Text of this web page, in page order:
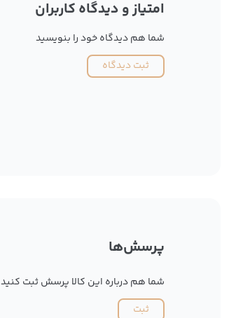
امتیاز و دیدگاه کاربران
شما هم دیدگاه خود را بنویسید
ثبت دیدگاه
پرسش‌ها
شما هم درباره این کالا پرسش ثبت کنید
ثبت